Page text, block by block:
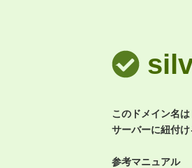
このドメイン名
サーバーに紐付
参考マニュアル